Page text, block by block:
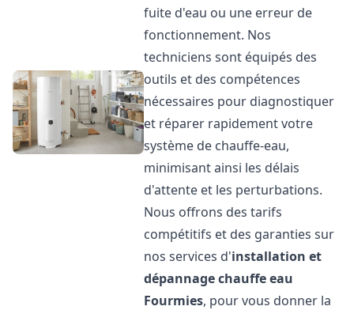
fuite d'eau ou une erreur de
fonctionnement. Nos
techniciens sont équipés des
outils et des compétences
nécessaires pour diagnostiquer
et réparer rapidement votre
système de chauffe-eau,
minimisant ainsi les délais
d'attente et les perturbations.
Nous offrons des tarifs
compétitifs et des garanties sur
nos services d'installation et
dépannage chauffe eau
Fourmies, pour vous donner la